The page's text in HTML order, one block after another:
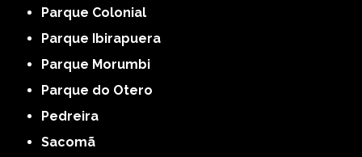
Parque Colonial
Parque Ibirapuera
Parque Morumbi
Parque do Otero
Pedreira
Sacomã